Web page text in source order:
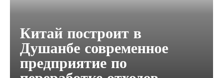
Китай построит в
Душанбе современное
предприятие по